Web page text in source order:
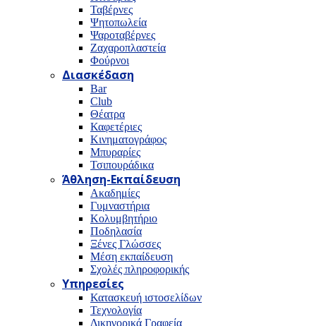
Ταβέρνες
Ψητοπωλεία
Ψαροταβέρνες
Ζαχαροπλαστεία
Φούρνοι
Διασκέδαση
Bar
Club
Θέατρα
Καφετέριες
Κινηματογράφος
Μπυραρίες
Τσιπουράδικα
Άθληση-Εκπαίδευση
Ακαδημίες
Γυμναστήρια
Κολυμβητήριο
Ποδηλασία
Ξένες Γλώσσες
Μέση εκπαίδευση
Σχολές πληροφορικής
Υπηρεσίες
Κατασκευή ιστοσελίδων
Τεχνολογία
Δικηγορικά Γραφεία